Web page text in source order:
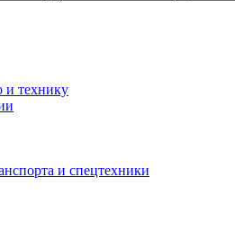
и технику
и спецтехники